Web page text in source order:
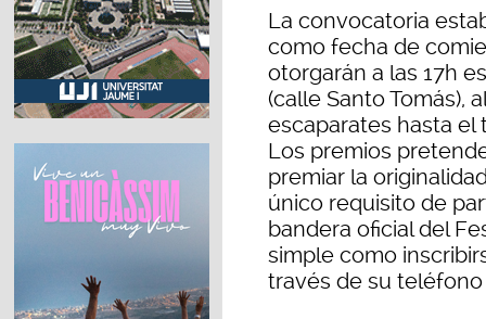
La convocatoria
como fecha de
otorgarán a las 17h
(calle Santo Tomás),
escaparates hasta el
Los premios
premiar la
único requisito de
bandera oficial del
simple como
través de su teléfono